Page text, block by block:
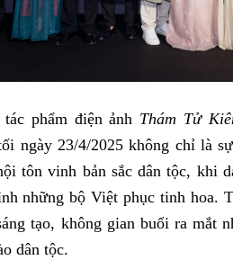
phẩm điện ảnh Thám Tử
ngày 23/4/2025 không chỉ là
tôn vinh bản sắc dân tộc, khi
những bộ Việt phục tinh hoa.
tạo, không gian buổi ra mắt
dân tộc.